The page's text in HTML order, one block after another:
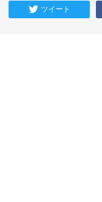
ツイート